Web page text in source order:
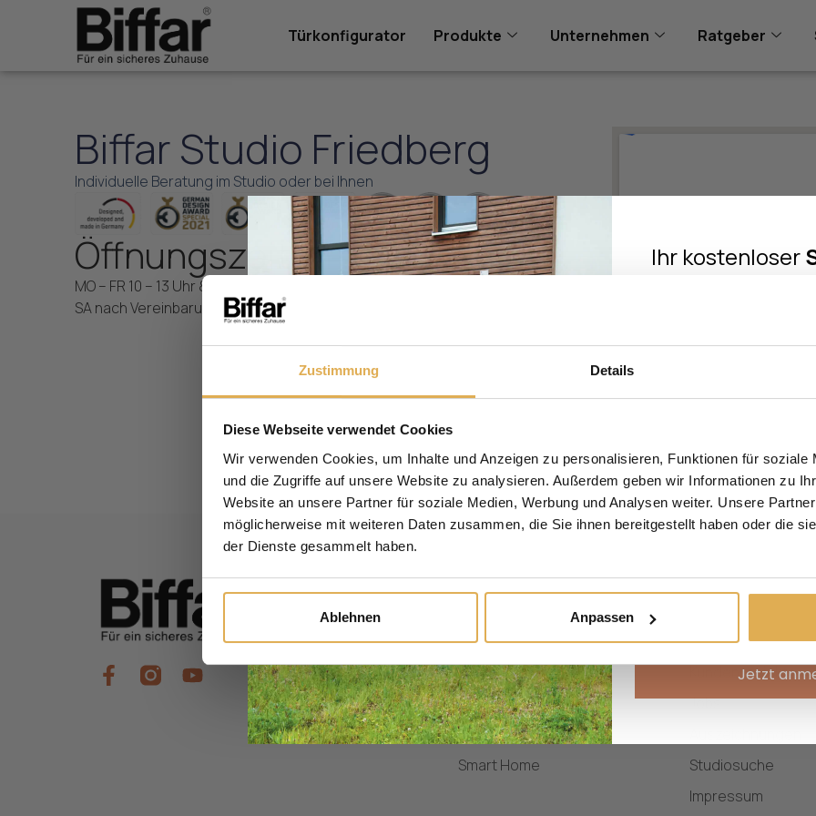
Zustimmung Details
Diese Webseite verwendet Cookies
Wir verwenden Cookies, um Inhalte und Anzeigen zu personalisieren, Funktionen für soziale
und die Zugriffe auf unsere Website zu analysieren. Außerdem geben wir Informationen zu
Website an unsere Partner für soziale Medien, Werbung und Analysen weiter. Unsere
möglicherweise mit weiteren Daten zusammen, die Sie ihnen bereitgestellt haben oder die
der Dienste gesammelt haben.
Ablehnen Anpassen
Türkonfigurator Produkte Unternehmen Ratgeber
Biffar Studio Friedberg
Individuelle Beratung im Studio oder bei Ihnen
Öffnungszeiten
MO – FR 10 – 13 Uhr & 14 – 17 Uhr
SA nach Vereinbarung
Adresse
Produkte
Wohnungseingangstüren
Fenster
Nebeneingangstüren
Vordächer
Smart Home
Kundenprojekte
Jobs
Studiosuche
Impressum
Ihr kostenloser
Sie einenkostenlosen
Wert von
Sicherheit für
Anrede
E-Mail
Jetzt